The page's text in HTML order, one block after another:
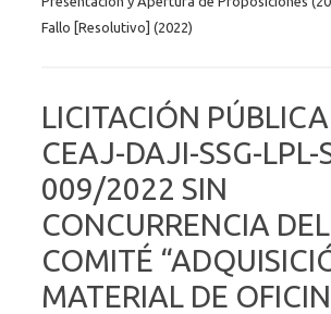
Fallo [Resolutivo] (2022)
LICITACIÓN
CEAJ-DAJI-SSG-LPL-
009/2022 SIN
CONCURRENCIA DEL
COMITÉ
MATERIAL DE